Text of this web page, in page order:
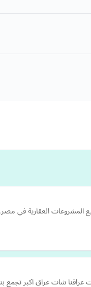
العقارية في مصر.
شات عراق اكبر تجمع